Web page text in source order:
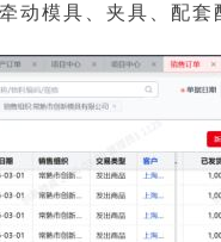
动模具、夹具、配